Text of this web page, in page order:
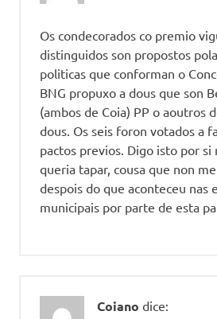
Os condecorados co premio
distinguidos son propostos
politicas que conforman o
BNG propuxo a dous que son
(ambos de Coia) PP o aoutros
dous. Os seis foron votados a
pactos previos. Digo isto por si
queria tapar, cousa que non
despois do que aconteceu nas
municipais por parte de esta
Coiano dice: